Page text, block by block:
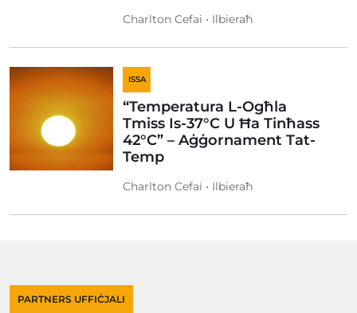
Charlton Cefai • Ilbieraħ
ISSA
“Temperatura L-Ogħla
Tmiss Is-37°C U Ħa Tinħass
42°C” – Aġġornament Tat-
Temp
Charlton Cefai • Ilbieraħ
PARTNERS UFFIĊJALI